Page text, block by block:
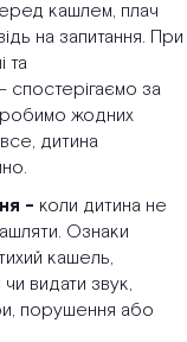
кашлем, плач
на запитання. При
та
за
робимо жодних
дитина
- коли дитина не
Ознаки
кашель,
видати звук,
порушення або